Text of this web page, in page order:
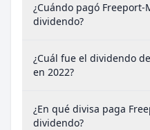
¿Cuándo pagó
dividendo?
¿Cuál fue el dividendo
en 2022?
¿En qué divisa paga
dividendo?